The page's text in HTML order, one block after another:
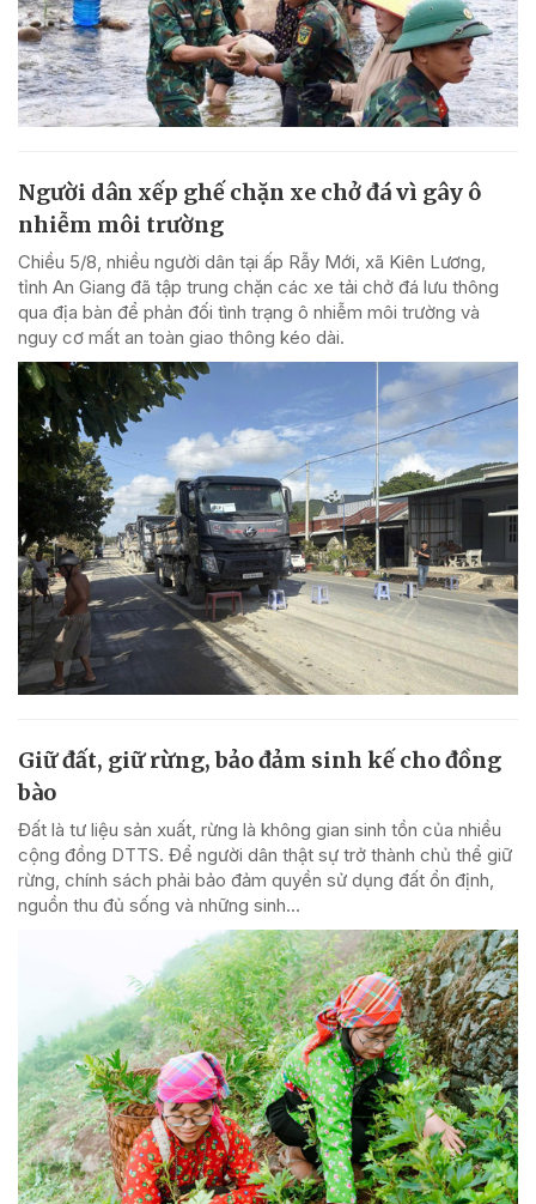
Người dân xếp ghế chặn xe chở đá vì gây ô
nhiễm môi trường
Chiều 5/8, nhiều người dân tại ấp Rẫy Mới, xã Kiên Lương,
tỉnh An Giang đã tập trung chặn các xe tải chở đá lưu thông
qua địa bàn để phản đối tình trạng ô nhiễm môi trường và
nguy cơ mất an toàn giao thông kéo dài.
Giữ đất, giữ rừng, bảo đảm sinh kế cho đồng
bào
Đất là tư liệu sản xuất, rừng là không gian sinh tồn của nhiều
cộng đồng DTTS. Để người dân thật sự trở thành chủ thể giữ
rừng, chính sách phải bảo đảm quyền sử dụng đất ổn định,
nguồn thu đủ sống và những sinh...